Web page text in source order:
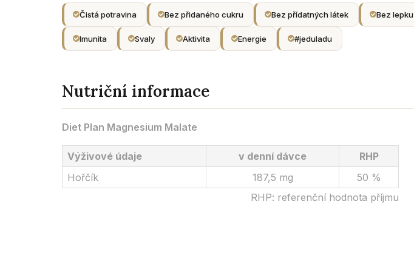
Čistá potravina Bez přidaného cukru Bez přídatných látek Bez lepku
Imunita Svaly Aktivita Energie #jeduladu
Nutriční informace
Diet Plan Magnesium Malate
Výživové údaje v denní dávce
RHP
Hořčík
187,5 mg
50 %
RHP: referenční hodnota příjmu